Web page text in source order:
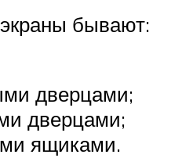
бывают:
дверцами;
дверцами;
ящиками.